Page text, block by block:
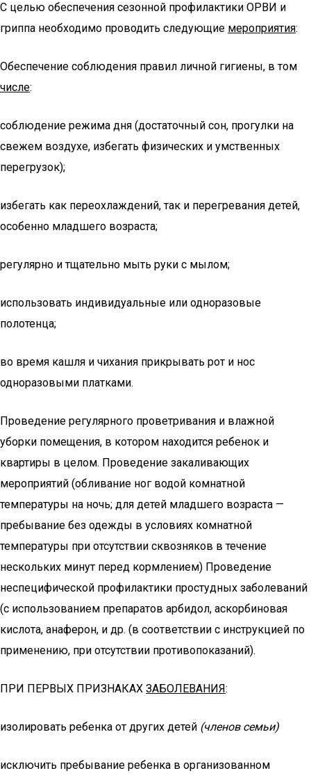
С целью обеспечения сезонной профилактики ОРВИ и
гриппа необходимо проводить следующие мероприятия:
Обеспечение соблюдения правил личной гигиены, в том
числе:
соблюдение режима дня (достаточный сон, прогулки на
свежем воздухе, избегать физических и умственных
перегрузок);
избегать как переохлаждений, так и перегревания детей,
особенно младшего возраста;
регулярно и тщательно мыть руки с мылом;
использовать индивидуальные или одноразовые
полотенца;
во время кашля и чихания прикрывать рот и нос
одноразовыми платками.
Проведение регулярного проветривания и влажной
уборки помещения, в котором находится ребенок и
квартиры в целом. Проведение закаливающих
мероприятий (обливание ног водой комнатной
температуры на ночь; для детей младшего возраста —
пребывание без одежды в условиях комнатной
температуры при отсутствии сквозняков в течение
нескольких минут перед кормлением) Проведение
неспецифической профилактики простудных заболеваний
(с использованием препаратов арбидол, аскорбиновая
кислота, анаферон, и др. (в соответствии с инструкцией по
применению, при отсутствии противопоказаний).
ПРИ ПЕРВЫХ ПРИЗНАКАХ ЗАБОЛЕВАНИЯ:
изолировать ребенка от других детей (членов семьи)
исключить пребывание ребенка в организованном